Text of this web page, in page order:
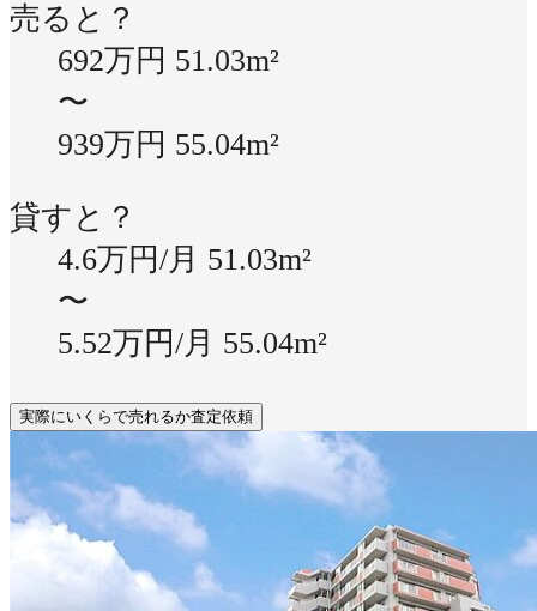
売ると？
692万円 51.03m²
〜
939万円 55.04m²
貸すと？
4.6万円/月 51.03m²
〜
5.52万円/月 55.04m²
実際にいくらで売れるか査定依頼